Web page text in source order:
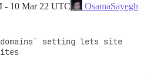
- 10 Mar 22 UTC
OsamaSayegh
domains` setting lets site